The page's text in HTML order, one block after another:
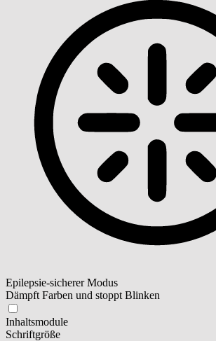
Epilepsie-sicherer Modus
Dämpft Farben und stoppt Blinken
Inhaltsmodule
Schriftgröße